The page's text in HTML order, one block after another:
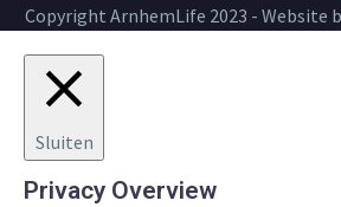
Copyright ArnhemLife 2023 - Website
Sluiten
Privacy Overview